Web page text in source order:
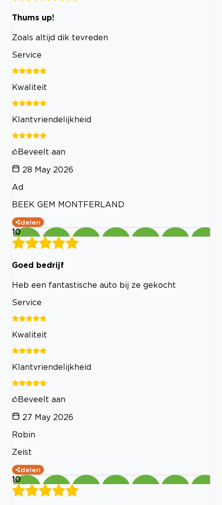
Thums up!
Zoals altijd dik tevreden
Service
Kwaliteit
Klantvriendelijkheid
Beveelt aan
28 May 2026
Ad
BEEK GEM MONTFERLAND
delen
10
Goed bedrijf
Heb een fantastische auto bij ze gekocht
Service
Kwaliteit
Klantvriendelijkheid
Beveelt aan
27 May 2026
Robin
Zeist
delen
10